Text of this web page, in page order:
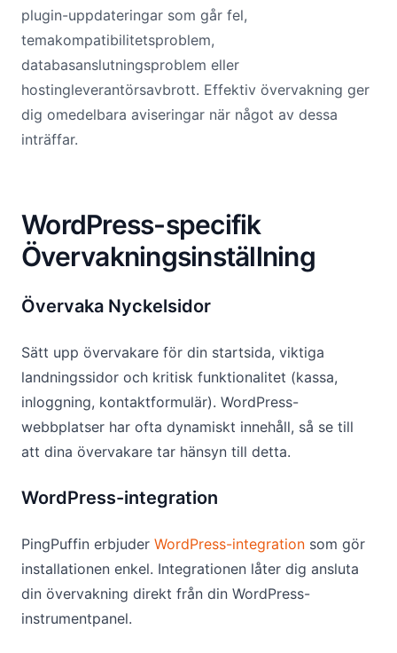
plugin-uppdateringar som går fel,
temakompatibilitetsproblem,
databasanslutningsproblem eller
hostingleverantörsavbrott. Effektiv övervakning ger
dig omedelbara aviseringar när något av dessa
inträffar.
WordPress-specifik
Övervakningsinställning
Övervaka Nyckelsidor
Sätt upp övervakare för din startsida, viktiga
landningssidor och kritisk funktionalitet (kassa,
inloggning, kontaktformulär). WordPress-
webbplatser har ofta dynamiskt innehåll, så se till
att dina övervakare tar hänsyn till detta.
WordPress-integration
PingPuffin erbjuder WordPress-integration som gör
installationen enkel. Integrationen låter dig ansluta
din övervakning direkt från din WordPress-
instrumentpanel.